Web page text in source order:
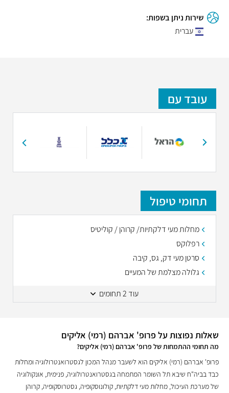
שירות ניתן בשפות:
עברית
עובד עם
תחומי טיפול
מחלות מעי דלקתיות/ קרוהן / קוליטיס
רפלוקס
סרטן מעי דק, גס, קיבה
גלולה מצלמת של המעיים
עוד 2 תחומים
שאלות נפוצות על פרופ' אברהם (רמי) אליקים
מה תחומי ההתמחות של פרופ' אברהם (רמי) אליקים?
פרופ' אברהם (רמי) אליקים הוא לשעבר מנהל המכון לגסטרואנטרולוגיה ומחלות
כבד בביה"ח שיבא תל השומר המתמחה בגסטרואנטרולוגיה, פנימית, אונקולוגיה
של מערכת העיכול, מחלות מעי דלקתיות, קולונוסקופיה, גסטרוסקופיה, קרוהן